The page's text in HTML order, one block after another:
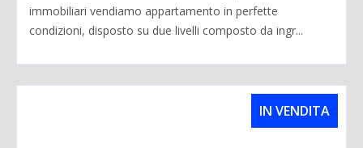
immobiliari vendiamo appartamento in perfette
condizioni, disposto su due livelli composto da ingr...
IN VENDITA